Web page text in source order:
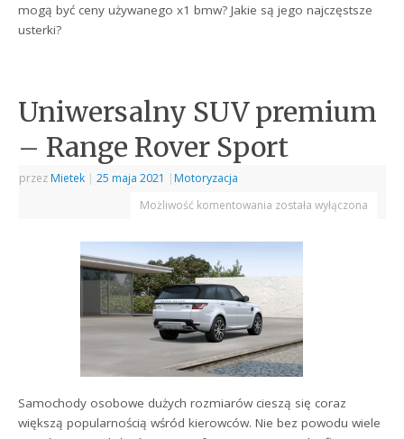
mogą być ceny używanego x1 bmw? Jakie są jego najczęstsze
usterki?
Uniwersalny SUV premium
– Range Rover Sport
przez Mietek | 25 maja 2021 | Motoryzacja
Możliwość komentowania została wyłączona
Samochody osobowe dużych rozmiarów cieszą się coraz
większą popularnością wśród kierowców. Nie bez powodu wiele